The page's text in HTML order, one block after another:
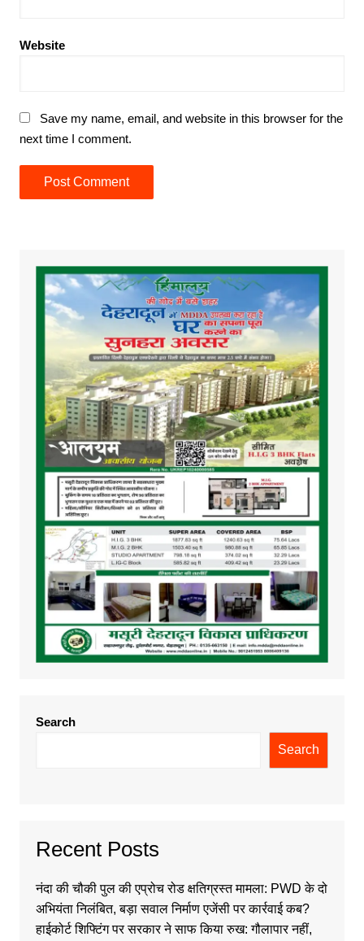
Website
Save my name, email, and website in this browser for the
next time I comment.
Search
Search
Recent Posts
नंदा की चौकी पुल की एप्रोच रोड क्षतिग्रस्त मामला: PWD के दो
अभियंता निलंबित, बड़ा सवाल निर्माण एजेंसी पर कार्रवाई कब?
हाईकोर्ट शिफ्टिंग पर सरकार ने साफ किया रुख: गौलापार नहीं,